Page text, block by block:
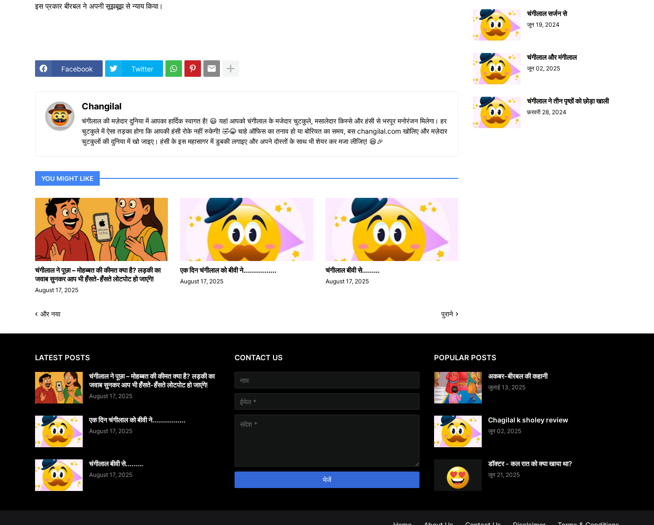
इस प्रकार बीरबल ने अपनी सूझबूझ से न्याय किया।
Facebook Twitter
Changilal
चंगीलाल की मज़ेदार दुनिया में आपका हार्दिक स्वागत है! 😃 यहां आपको चंगीलाल के मजेदार चुटकुले, मसालेदार किस्से और हंसी से भरपूर मनोरंजन मिलेगा। हर
चुटकुले में ऐसा तड़का होगा कि आपकी हंसी रोके नहीं रुकेगी! 🤣😂 चाहे ऑफिस का तनाव हो या बोरियत का समय, बस changilal.com खोलिए और मज़ेदार
चुटकुलों की दुनिया में खो जाइए। हंसी के इस महासागर में डुबकी लगाइए और अपने दोस्तों के साथ भी शेयर कर मजा लीजिए! 😆🎉
YOU MIGHT LIKE
चंगीलाल ने पूछा – मोहब्बत की कीमत क्या है? लड़की का
जवाब सुनकर आप भी हँसते-हँसते लोटपोट हो जाएंगे!
August 17, 2025
एक दिन चंगीलाल को बीवी ने.................
August 17, 2025
चंगीलाल बीवी से.........
August 17, 2025
और नया पुराने
चंगीलाल सर्जन से
जून 19, 2024
चंगीलाल और मंगीलाल
जून 02, 2025
चंगीलाल ने तीन पृष्ठों को छोड़ा खाली
फ़रवरी 28, 2024
LATEST POSTS
चंगीलाल ने पूछा – मोहब्बत की कीमत क्या है? लड़की का
जवाब सुनकर आप भी हँसते-हँसते लोटपोट हो जाएंगे!
August 17, 2025
एक दिन चंगीलाल को बीवी ने.................
August 17, 2025
चंगीलाल बीवी से.........
August 17, 2025
CONTACT US POPULAR POSTS
अकबर-बीरबल की कहानी
जुलाई 13, 2025
Chagilal k sholey review
जून 02, 2025
डॉक्टर - कल रात को क्या खाया था?
जून 21, 2025